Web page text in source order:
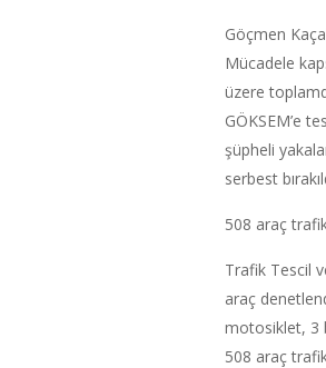
Göçmen
Mücadele
üzere
GÖKSEM’e
şüpheli
serbest
508 araç
Trafik Tescil
araç
motosiklet, 3
508 araç